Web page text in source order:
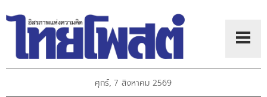
ศุกร์, 7 สิงหาคม 2569